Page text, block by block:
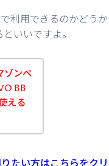
利用できるのかどうか
いいですよ。
ゾンペ
BB
える